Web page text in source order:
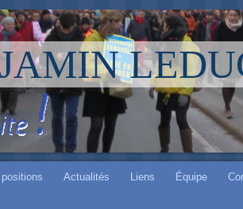
Actualités Liens Équipe